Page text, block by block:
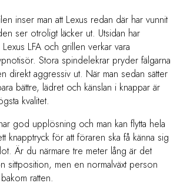
inser man att Lexus redan där har vunnit
ser otroligt läcker ut. Utsidan har
LFA och grillen verkar vara
Stora spindelekrar pryder fälgarna
direkt aggressiv ut. När man sedan sätter
bättre, lädret och känslan i knappar är
kvalitet.
god upplösning och man kan flytta hela
knapptryck för att föraren ska få känna sig
Är du närmare tre meter lång är det
sittposition, men en normalväxt person
ratten.